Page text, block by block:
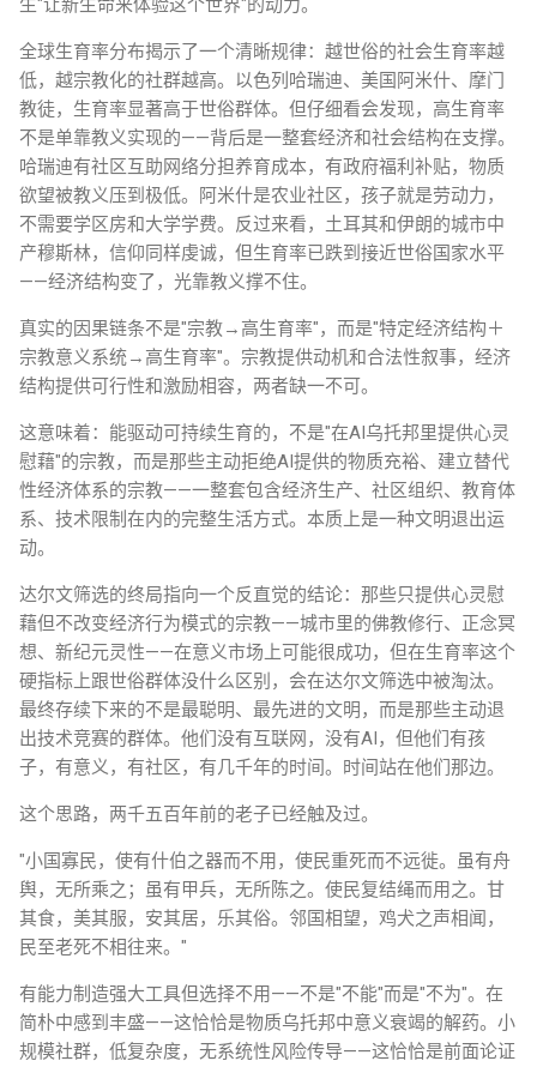
全球生育率分布揭示了一个清晰规律：越世俗的社会生育率越
低，越宗教化的社群越高。以色列哈瑞迪、美国阿米什、摩门
教徒，生育率显著高于世俗群体。但仔细看会发现，高生育率
不是单靠教义实现的——背后是一整套经济和社会结构在支撑。
哈瑞迪有社区互助网络分担养育成本，有政府福利补贴，物质
欲望被教义压到极低。阿米什是农业社区，孩子就是劳动力，
不需要学区房和大学学费。反过来看，土耳其和伊朗的城市中
产穆斯林，信仰同样虔诚，但生育率已跌到接近世俗国家水平
——经济结构变了，光靠教义撑不住。
真实的因果链条不是"宗教→高生育率"，而是"特定经济结构＋
宗教意义系统→高生育率"。宗教提供动机和合法性叙事，经济
结构提供可行性和激励相容，两者缺一不可。
这意味着：能驱动可持续生育的，不是"在AI乌托邦里提供心灵
慰藉"的宗教，而是那些主动拒绝AI提供的物质充裕、建立替代
性经济体系的宗教——一整套包含经济生产、社区组织、教育体
系、技术限制在内的完整生活方式。本质上是一种文明退出运
动。
达尔文筛选的终局指向一个反直觉的结论：那些只提供心灵慰
藉但不改变经济行为模式的宗教——城市里的佛教修行、正念冥
想、新纪元灵性——在意义市场上可能很成功，但在生育率这个
硬指标上跟世俗群体没什么区别，会在达尔文筛选中被淘汰。
最终存续下来的不是最聪明、最先进的文明，而是那些主动退
出技术竞赛的群体。他们没有互联网，没有AI，但他们有孩
子，有意义，有社区，有几千年的时间。时间站在他们那边。
这个思路，两千五百年前的老子已经触及过。
"小国寡民，使有什伯之器而不用，使民重死而不远徙。虽有舟
舆，无所乘之；虽有甲兵，无所陈之。使民复结绳而用之。甘
其食，美其服，安其居，乐其俗。邻国相望，鸡犬之声相闻，
民至老死不相往来。"
有能力制造强大工具但选择不用——不是"不能"而是"不为"。在
简朴中感到丰盛——这恰恰是物质乌托邦中意义衰竭的解药。小
规模社群，低复杂度，无系统性风险传导——这恰恰是前面论证